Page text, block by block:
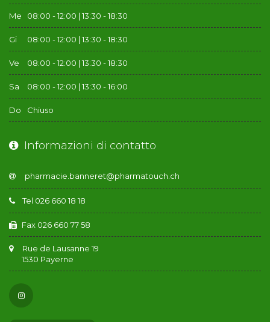
Me 08:00 - 12:00 | 13:30 - 18:30
Gi 08:00 - 12:00 | 13:30 - 18:30
Ve 08:00 - 12:00 | 13:30 - 18:30
Sa 08:00 - 12:00 | 13:30 - 16:00
Do Chiuso
Informazioni di contatto
Tel 026 660 18 18
Fax 026 660 77 58
Rue de Lausanne 19
1530 Payerne